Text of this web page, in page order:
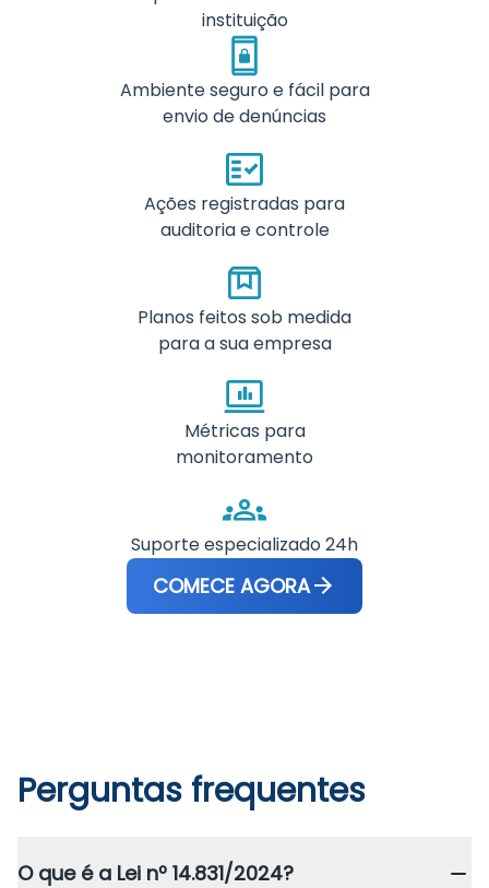
instituição
Ambiente seguro e fácil para
envio de denúncias
Ações registradas para
auditoria e controle
Planos feitos sob medida
para a sua empresa
Métricas para
monitoramento
Suporte especializado 24h
COMECE AGORA
Perguntas frequentes
O que é a Lei nº 14.831/2024?